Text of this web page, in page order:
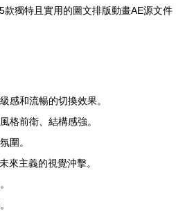
獨特且實用的圖文排版動畫AE源文
感和流暢的切換效果。
格前衛、結構感強。
圍。
來主義的視覺沖擊。